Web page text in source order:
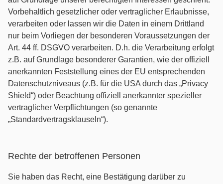
Vorbehaltlich gesetzlicher oder vertraglicher Erlaubnisse,
verarbeiten oder lassen wir die Daten in einem Drittland
nur beim Vorliegen der besonderen Voraussetzungen der
Art. 44 ff. DSGVO verarbeiten. D.h. die Verarbeitung erfolgt
z.B. auf Grundlage besonderer Garantien, wie der offiziell
anerkannten Feststellung eines der EU entsprechenden
Datenschutzniveaus (z.B. für die USA durch das „Privacy
Shield“) oder Beachtung offiziell anerkannter spezieller
vertraglicher Verpflichtungen (so genannte
„Standardvertragsklauseln“).
Rechte der betroffenen Personen
Sie haben das Recht, eine Bestätigung darüber zu